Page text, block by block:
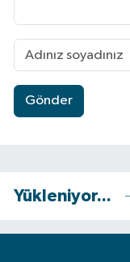
Gönder
Yükleniyor...